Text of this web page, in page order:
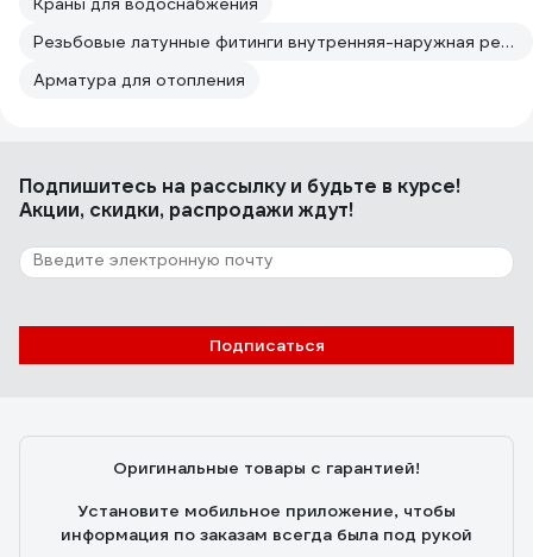
Резьбовые латунные фитинги внутренняя-наружная резьба
Арматура для отопления
Подпишитесь на рассылкуи будьте в курсе!
Акции, скидки, распродажи ждут!
Подписаться
Оригинальные товары с гарантией!
Установите мобильное приложение, чтобы
информация по заказам всегда была под рукой